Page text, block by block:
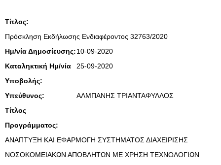
Τίτλος:
Πρόσκληση Εκδήλωσης Ενδιαφέροντος 32763/2020
Ημ/νία Δημοσίευσης:10-09-2020
Καταληκτική Ημ/νία
Υποβολής:
25-09-2020
Υπεύθυνος:
ΑΛΜΠΑΝΗΣ ΤΡΙΑΝΤΑΦΥΛΛΟΣ
Τίτλος
Προγράμματος:
ΑΝΑΠΤΥΞΗ ΚΑΙ ΕΦΑΡΜΟΓΗ ΣΥΣΤΗΜΑΤΟΣ ΔΙΑΧΕΙΡΙΣΗΣ
ΝΟΣΟΚΟΜΕΙΑΚΩΝ ΑΠΟΒΛΗΤΩΝ ΜΕ ΧΡΗΣΗ ΤΕΧΝΟΛΟΓΙΩΝ